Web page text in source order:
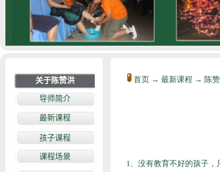
首页 → 最新课程 → 陈
1、没有教育不好的孩子